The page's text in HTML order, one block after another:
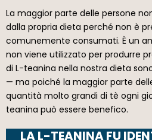
La maggior parte delle persone
dalla propria dieta perché non è
comunemente consumati. È un
non viene utilizzato per produrre
di L-teanina nella nostra dieta
— ma poiché la maggior parte
quantità molto grandi di tè ogni
teanina può essere benefico.
LA L-TEANINA FU